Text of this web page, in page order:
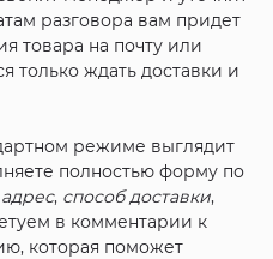
разговора вам придет
товара на почту или
только ждать доставки и
режиме выглядит
полностью форму по
адрес, способ доставки,
в комментарии к
которая поможет